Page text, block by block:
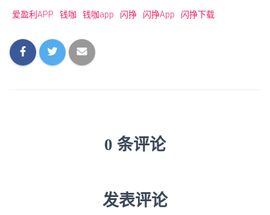
爱盈利APP 钱咖 钱咖app 闪挣 闪挣App 闪挣下载
0 条评论
发表评论